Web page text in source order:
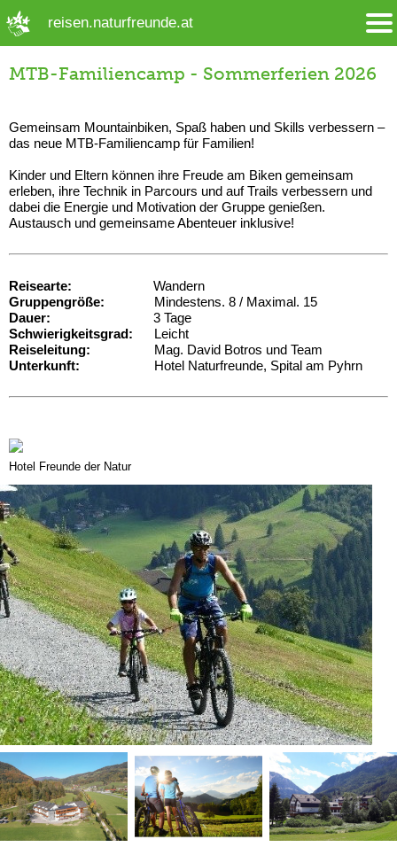
reisen.naturfreunde.at
MTB-Familiencamp - Sommerferien 2026
Gemeinsam Mountainbiken, Spaß haben und Skills verbessern –
das neue MTB-Familiencamp für Familien!
Kinder und Eltern können ihre Freude am Biken gemeinsam
erleben, ihre Technik in Parcours und auf Trails verbessern und
dabei die Energie und Motivation der Gruppe genießen.
Austausch und gemeinsame Abenteuer inklusive!
Reisearte: Wandern
Gruppengröße:
Mindestens. 8 / Maximal. 15
Dauer:
3 Tage
Schwierigkeitsgrad:
Leicht
Reiseleitung: Mag. David Botros und Team
Unterkunft: Hotel Naturfreunde, Spital am Pyhrn
Hotel Freunde der Natur